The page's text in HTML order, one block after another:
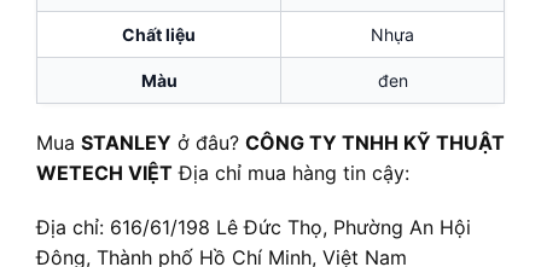
Chất liệu Nhựa
Màu đen
Mua STANLEY ở đâu? CÔNG TY TNHH KỸ THUẬT
WETECH VIỆT Địa chỉ mua hàng tin cậy:
Địa chỉ: 616/61/198 Lê Đức Thọ, Phường An Hội
Đông, Thành phố Hồ Chí Minh, Việt Nam